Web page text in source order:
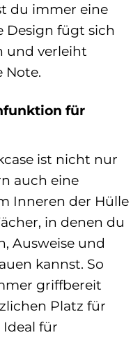
du immer eine
Design fügt sich
und verleiht
Note.
für
ist nicht nur
auch eine
Inneren der Hülle
in denen du
Ausweise und
kannst. So
griffbereit
Platz für
Ideal für